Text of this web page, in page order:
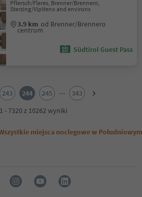
Pflersch/Fleres, Brenner/Brennero,
Sterzing/Vipiteno and environs
3.9 km od Brenner/Brennero
centrum
Südtirol Guest Pass
243 244 245 ...
343
- 7320 z 10262 wyniki
miejsca noclegowe w